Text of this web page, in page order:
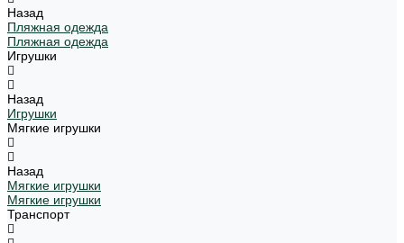
Назад
Пляжная одежда
Пляжная одежда
Игрушки
Назад
Игрушки
Мягкие игрушки
Назад
Мягкие игрушки
Мягкие игрушки
Транспорт